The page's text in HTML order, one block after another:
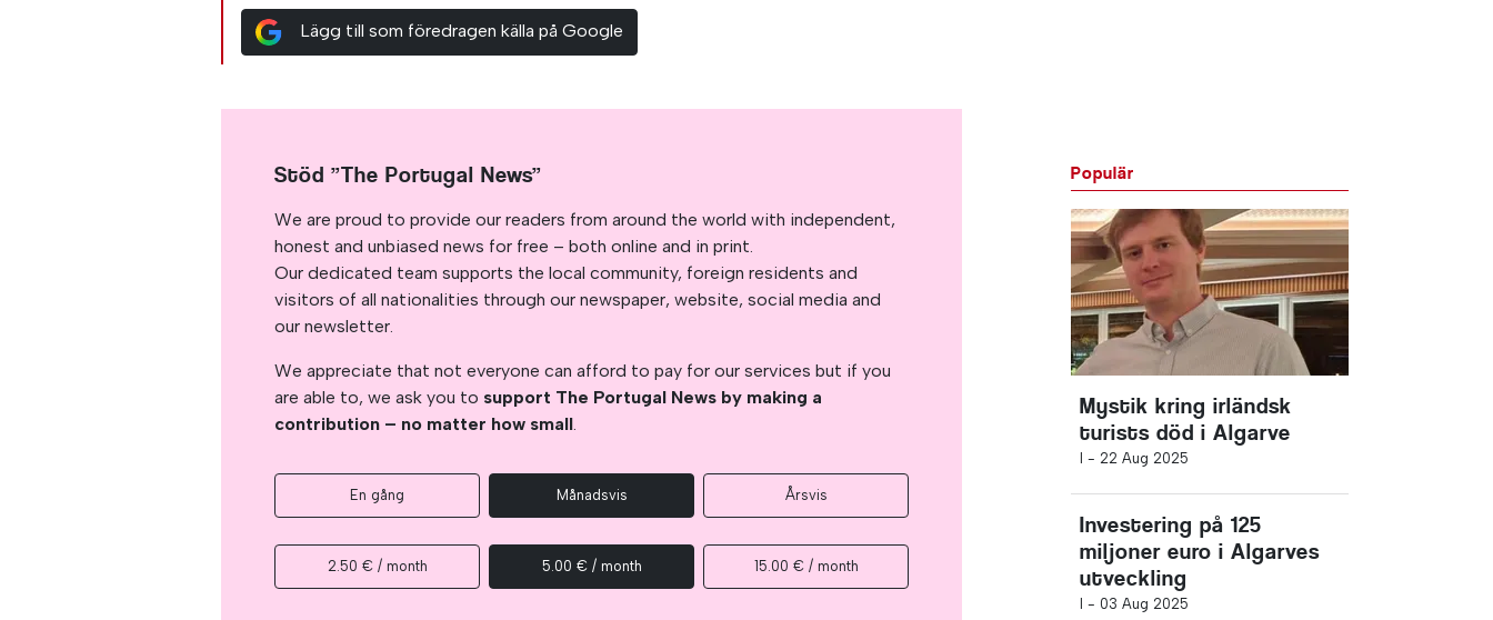
Lägg till som föredragen källa på Google
Stöd ”The Portugal News”
We are proud to provide our readers from around the world with independent,
honest and unbiased news for free – both online and in print.
Our dedicated team supports the local community, foreign residents and
visitors of all nationalities through our newspaper, website, social media and
our newsletter.
We appreciate that not everyone can afford to pay for our services but if you
are able to, we ask you to support The Portugal News by making a
contribution – no matter how small.
En gång Månadsvis Årsvis
2.50 € / month 5.00 € / month 15.00 € / month
Populär
Mystik kring irländsk
turists död i Algarve
I - 22 Aug 2025
Investering på 125
miljoner euro i Algarves
utveckling
I - 03 Aug 2025